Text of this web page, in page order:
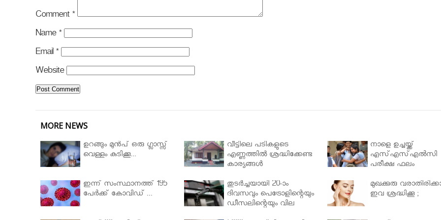
Comment *
Name *
Email *
Website
MORE NEWS
ഉറങ്ങും മുന്‍പ് ഒരു ഗ്ലാസ്സ്
വെള്ളം കുടിക്കൂ...
വീട്ടിലെ പടികളുടെ
എണ്ണത്തിൽ ശ്രദ്ധിക്കേണ്ട
കാര്യങ്ങൾ
നാളെ ഉച്ചയ്ക്ക്
എസ്എസ്എല്‍സി
പരീക്ഷ ഫലം
ഇന്ന് സംസ്ഥാനത്ത് 195
പേര്‍ക്ക് കോവിഡ് ...
തുടർച്ചയായി 20-ാം
ദിവസവും പെട്രോളിന്റെയും
ഡീസലിന്റെയും വില
മുഖക്കുരു
ഇവ ശ്രദ്ധിക്കൂ ;